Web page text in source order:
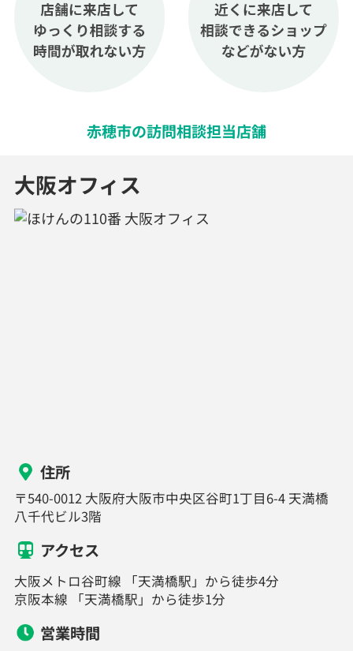
赤穂市の訪問相談担当店舗
大阪オフィス
住所
〒540-0012 大阪府大阪市中央区谷町1丁目6-4 天満橋
八千代ビル3階
アクセス
大阪メトロ谷町線 「天満橋駅」から徒歩4分
京阪本線 「天満橋駅」から徒歩1分
営業時間